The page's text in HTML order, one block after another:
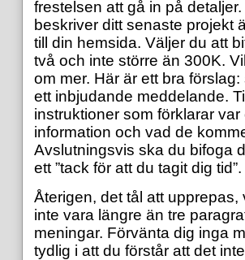
frestelsen att gå in på
beskriver ditt senaste projekt
till din hemsida. Väljer du att
två och inte större än 300K.
om mer. Här är ett bra
ett inbjudande meddelande.
instruktioner som förklarar
information och vad de
Avslutningsvis ska du bifoga
ett ”tack för att du tagit dig tid”.
Återigen, det tål att
inte vara längre än tre
meningar. Förvänta dig inga
tydlig i att du förstår att det